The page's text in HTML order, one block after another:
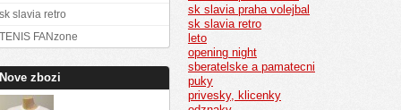
sk slavia praha volejbal
sk slavia retro
leto
opening night
sberatelske a pamatecni
puky
privesky, klicenky
sk slavia retro
TENIS FANzone
Nove zbozi